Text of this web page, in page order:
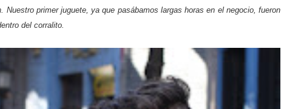
Nuestro primer juguete, ya que pasábamos largas horas en el negocio, fueron
del corralito.